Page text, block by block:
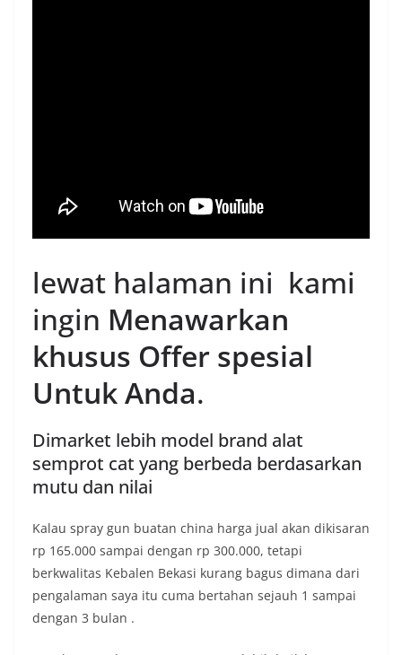
lewat halaman ini kami
ingin Menawarkan
khusus Offer spesial
Untuk Anda.
Dimarket lebih model brand alat
semprot cat yang berbeda berdasarkan
mutu dan nilai
Kalau spray gun buatan china harga jual akan dikisaran
rp 165.000 sampai dengan rp 300.000, tetapi
berkwalitas Kebalen Bekasi kurang bagus dimana dari
pengalaman saya itu cuma bertahan sejauh 1 sampai
dengan 3 bulan .